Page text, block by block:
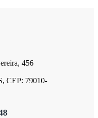
456
CEP: 79010-